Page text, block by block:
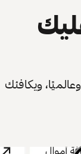
ويكافئك